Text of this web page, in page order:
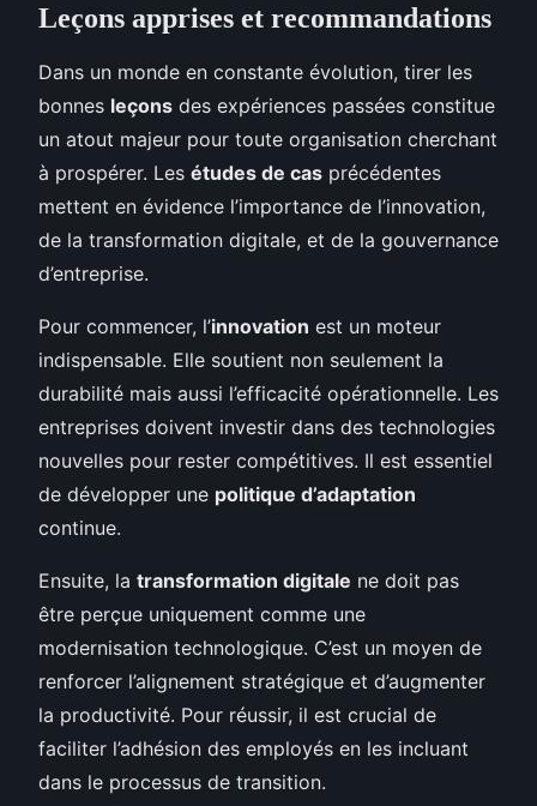
Leçons apprises et recommandations
Dans un monde en constante évolution, tirer les
bonnes leçons des expériences passées constitue
un atout majeur pour toute organisation cherchant
à prospérer. Les études de cas précédentes
mettent en évidence l’importance de l’innovation,
de la transformation digitale, et de la gouvernance
d’entreprise.
Pour commencer, l’innovation est un moteur
indispensable. Elle soutient non seulement la
durabilité mais aussi l’efficacité opérationnelle. Les
entreprises doivent investir dans des technologies
nouvelles pour rester compétitives. Il est essentiel
de développer une politique d’adaptation
continue.
Ensuite, la transformation digitale ne doit pas
être perçue uniquement comme une
modernisation technologique. C’est un moyen de
renforcer l’alignement stratégique et d’augmenter
la productivité. Pour réussir, il est crucial de
faciliter l’adhésion des employés en les incluant
dans le processus de transition.